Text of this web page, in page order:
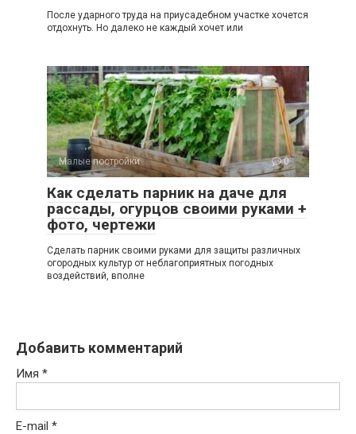
После ударного труда на приусадебном участке хочется
отдохнуть. Но далеко не каждый хочет или
Малые постройки 0
Как сделать парник на даче для
рассады, огурцов своими руками +
фото, чертежи
Сделать парник своими руками для защиты различных
огородных культур от неблагоприятных погодных
воздействий, вполне
Добавить комментарий
Имя *
E-mail *